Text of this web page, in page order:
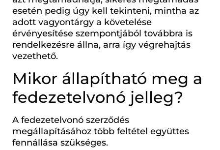
esetén pedig úgy kell tekinteni, mintha az
adott vagyontárgy a követelése
érvényesítése szempontjából továbbra is
rendelkezésre állna, arra így végrehajtás
vezethető.
Mikor állapítható meg a
fedezetelvonó jelleg?
A fedezetelvonó szerződés
megállapításához több feltétel együttes
fennállása szükséges.